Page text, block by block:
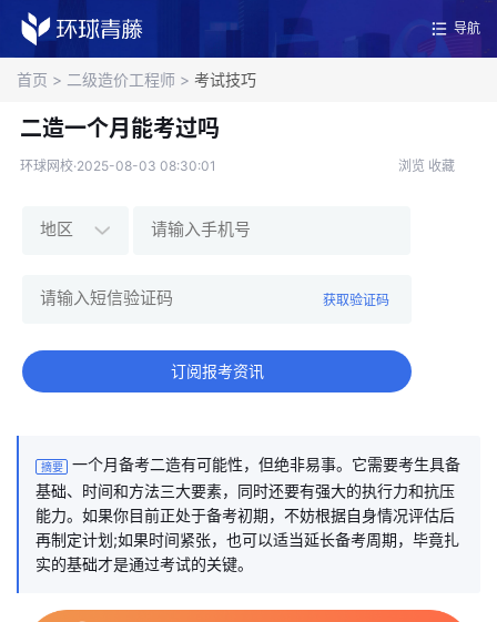
导航
首页 > 二级造价工程师 > 考试技巧
二造一个月能考过吗
环球网校·2025-08-03 08:30:01 浏览 收藏
获取验证码
订阅报考资讯
摘要
一个月备考二造有可能性，但绝非易事。它需要考生具备
基础、时间和方法三大要素，同时还要有强大的执行力和抗压
能力。如果你目前正处于备考初期，不妨根据自身情况评估后
再制定计划;如果时间紧张，也可以适当延长备考周期，毕竟扎
实的基础才是通过考试的关键。